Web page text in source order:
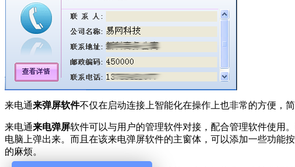
来电通来弹屏软件不仅在启动连接上智能化在操作上也非常的方便，
来电通来电弹屏软件可以与用户的管理软件对接，配合管理软件使用
电脑上弹出来。而且在该来电弹屏软件的主窗体，可以添加一些功能
的麻烦。